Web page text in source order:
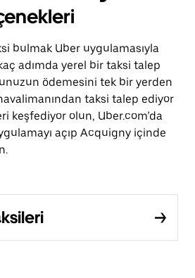
bulmak Uber uygulamasıyla
adımda yerel bir taksi talep
ödemesini tek bir yerden
taksi talep ediyor
keşfediyor olun, Uber.com’da
açıp Acquigny içinde